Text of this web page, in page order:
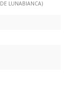
LUNABIANCA)